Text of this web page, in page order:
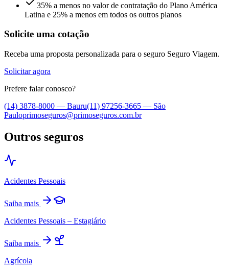
35% a menos no valor de contratação do Plano América
Latina e 25% a menos em todos os outros planos
Solicite uma cotação
Receba uma proposta personalizada para o seguro Seguro Viagem.
Solicitar agora
Prefere falar conosco?
(14) 3878-8000 — Bauru(11) 97256-3665 — São
Pauloprimoseguros@primoseguros.com.br
Outros seguros
Acidentes Pessoais
Saiba mais
Acidentes Pessoais – Estagiário
Saiba mais
Agrícola